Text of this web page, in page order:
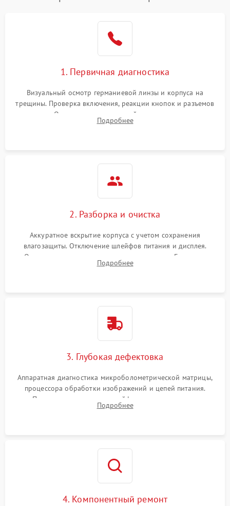
1. Первичная диагностика
Визуальный осмотр германиевой линзы и корпуса на
трещины. Проверка включения, реакции кнопок и разъемов
зарядки. Оценка вывода тепловой сигнатуры на экран,
проверка базовых функций и считывание системных
Подробнее
2. Разборка и очистка
Аккуратное вскрытие корпуса с учетом сохранения
влагозащиты. Отключение шлейфов питания и дисплея.
Очистка внутренних плат от окислов и пыли. Бережная
обработка германиевого объектива специализированными
Подробнее
3. Глубокая дефектовка
Аппаратная диагностика микроболометрической матрицы,
процессора обработки изображений и цепей питания.
Проверка целостности шлейфов, модуля памяти и
интерфейсов связи. Выявление сгоревших SMD-компонентов
Подробнее
4. Компонентный ремонт